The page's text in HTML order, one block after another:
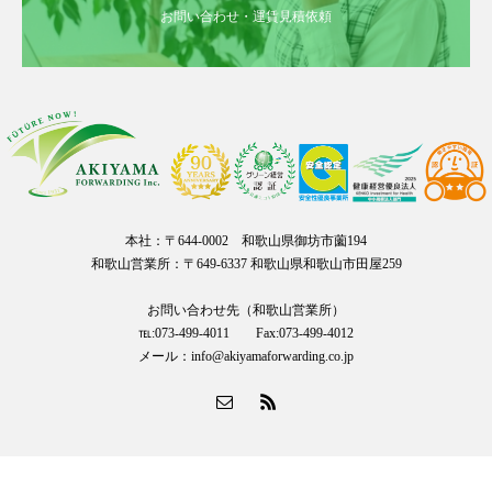
お問い合わせ・運賃見積依頼
本社：〒644-0002 和歌山県御坊市薗194
和歌山営業所：〒649-6337 和歌山県和歌山市田屋259
お問い合わせ先（和歌山営業所）
℡:073-499-4011 Fax:073-499-4012
メール：info@akiyamaforwarding.co.jp